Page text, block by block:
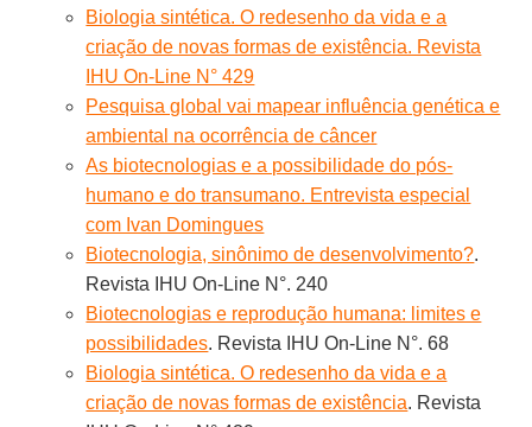
Biologia sintética. O redesenho da vida e a
criação de novas formas de existência. Revista
IHU On-Line N° 429
Pesquisa global vai mapear influência genética e
ambiental na ocorrência de câncer
As biotecnologias e a possibilidade do pós-
humano e do transumano. Entrevista especial
com Ivan Domingues
Biotecnologia, sinônimo de desenvolvimento?.
Revista IHU On-Line N°. 240
Biotecnologias e reprodução humana: limites e
possibilidades. Revista IHU On-Line N°. 68
Biologia sintética. O redesenho da vida e a
criação de novas formas de existência. Revista